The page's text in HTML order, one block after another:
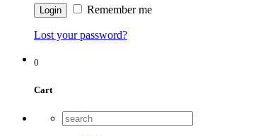
Remember me
Lost your password?
0
Cart